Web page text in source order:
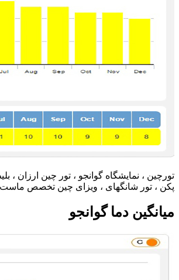
تورچین ، نمایشگاه گوانجو ، تور چین ارزان ،
پکن ، تور شانگهای ، ویزای چین تخصص
میانگین دما گوانجو